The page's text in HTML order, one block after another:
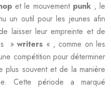
et le mouvement punk , le
un outil pour les jeunes afin
laisser leur empreinte et de
»writers « , comme on les
compétition pour déterminer
plus souvent et de la manière
Cette période a marqué